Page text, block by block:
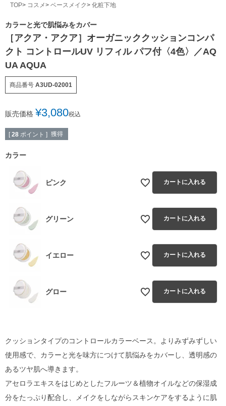
TOP コスメ ベースメイク 化粧下地
カラーと光で肌悩みをカバー
［アクア・アクア］オーガニッククッションコンパ
クト コントロールUV リフィル パフ付〈4色〉／AQ
UA AQUA
商品番号 A3UD-02001
販売価格 ¥3,080税込
[ 28 ポイント ] 獲得
カラー
ピンク カートに入れる
グリーン カートに入れる
イエロー カートに入れる
グロー カートに入れる
クッションタイプのコントロールカラーベース。よりみずみずしい
使用感で、カラーと光を味方につけて肌悩みをカバーし、透明感の
あるツヤ肌へ導きます。
アセロラエキスをはじめとしたフルーツ＆植物オイルなどの保湿成
分をたっぷり配合し、メイクをしながらスキンケアをするように肌